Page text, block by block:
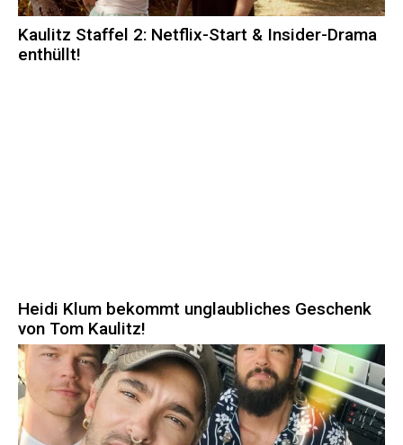
Kaulitz Staffel 2: Netflix-Start & Insider-Drama
enthüllt!
Heidi Klum bekommt unglaubliches Geschenk
von Tom Kaulitz!